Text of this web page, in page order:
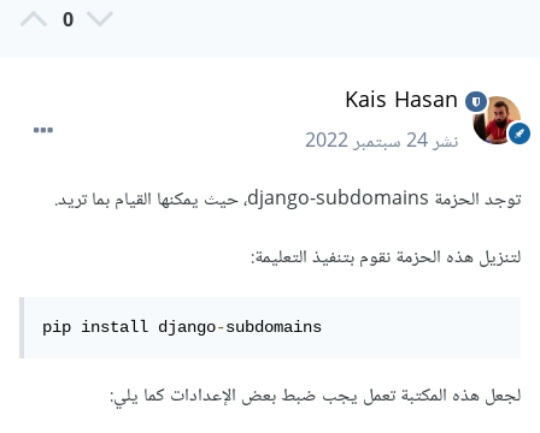
0
Kais Hasan
نشر24 سبتمبر 2022
توجد الحزمة django-subdomains، حيث يمكنها القيام بما تريد.
لتنزيل هذه الحزمة نقوم بتنفيذ التعليمة:
pip install django-subdomains
لجعل هذه المكتبة تعمل يجب ضبط بعض الإعدادات كما يلي: